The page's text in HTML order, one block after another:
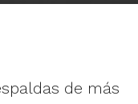
de más